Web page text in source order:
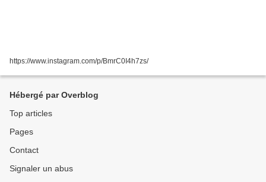
https://www.instagram.com/p/BmrC0I4h7zs/
Hébergé par Overblog
Top articles
Pages
Contact
Signaler un abus